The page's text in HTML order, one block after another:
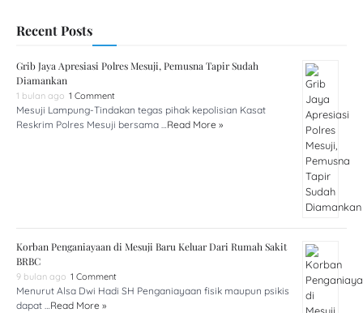
Recent Posts
Grib Jaya Apresiasi Polres Mesuji, Pemusna Tapir Sudah
Diamankan
1 bulan ago 1 Comment
Mesuji Lampung-Tindakan tegas pihak kepolisian Kasat
Reskrim Polres Mesuji bersama … Read More »
Korban Penganiayaan di Mesuji Baru Keluar Dari Rumah Sakit
BRBC
9 bulan ago 1 Comment
Menurut Alsa Dwi Hadi SH Penganiayaan fisik maupun psikis
dapat … Read More »